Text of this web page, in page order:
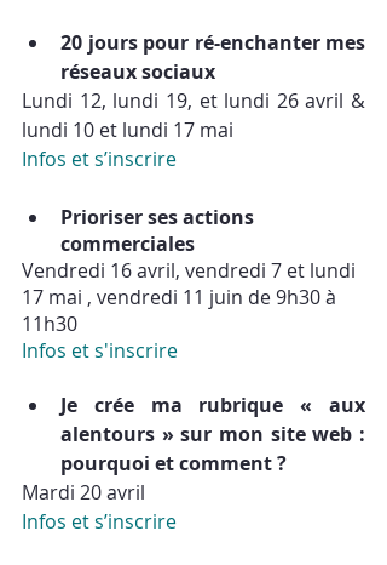
20 jours pour ré-enchanter mes
réseaux sociaux
Lundi 12, lundi 19, et lundi 26 avril &
lundi 10 et lundi 17 mai
Infos et s’inscrire
Prioriser ses actions
commerciales
Vendredi 16 avril, vendredi 7 et lundi
17 mai , vendredi 11 juin de 9h30 à
11h30
Infos et s'inscrire
Je crée ma rubrique « aux
alentours » sur mon site web :
pourquoi et comment ?
Mardi 20 avril
Infos et s’inscrire